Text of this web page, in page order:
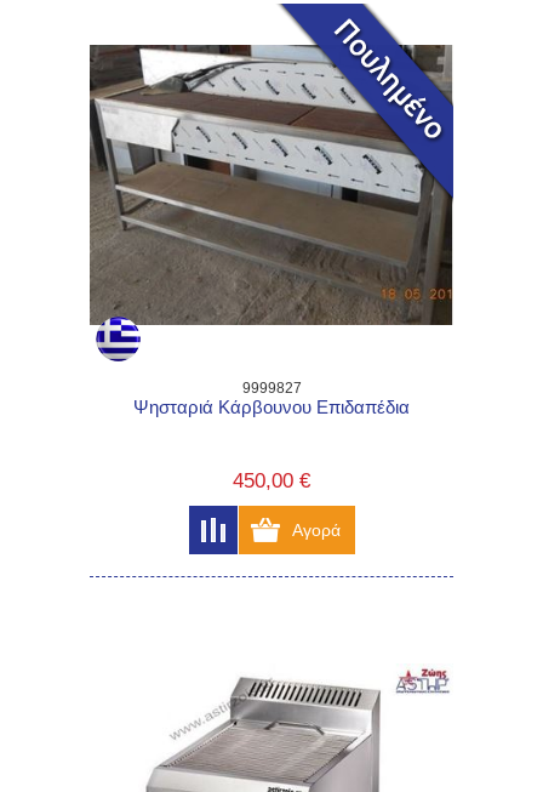
9999827
Ψησταριά Κάρβουνου Επιδαπέδια
450,00 €